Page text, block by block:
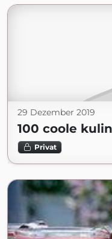
29 Dezember 2019
100 coole
Privat